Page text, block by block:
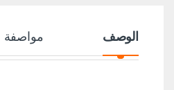
الوصف مواصفة